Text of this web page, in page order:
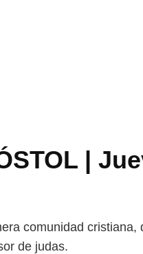
|
comunidad cristiana,
de judas.